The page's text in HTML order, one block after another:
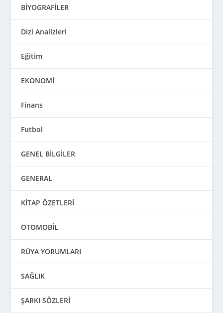
BİYOGRAFİLER
Dizi Analizleri
Eğitim
EKONOMİ
Finans
Futbol
GENEL BİLGİLER
GENERAL
KİTAP ÖZETLERİ
OTOMOBİL
RÜYA YORUMLARI
SAĞLIK
ŞARKI SÖZLERİ